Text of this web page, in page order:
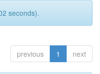
seconds).
previous 1 next